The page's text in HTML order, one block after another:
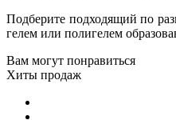
Подберите подходящий по
гелем или полигелем
Вам могут понравиться
Хиты продаж